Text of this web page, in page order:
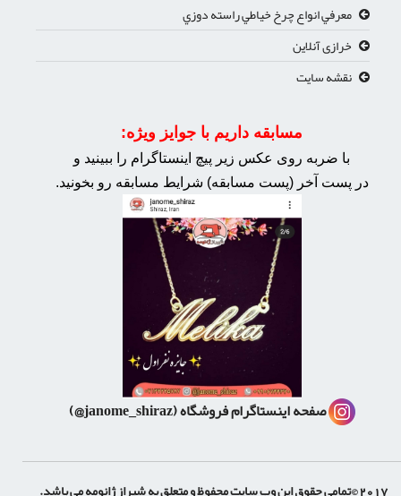
معرفي انواع چرخ خياطي راسته دوزي
خرازی آنلاین
نقشه سایت
مسابقه داریم با جوایز ویژه:
با ضربه روی عکس زیر پیچ اینستاگرام را ببینید و
در پست آخر (پست مسابقه) شرایط مسابقه رو بخونید.
صفحه اینستاگرام فروشگاه(janome_shiraz@)
2017 ©تمامی حقوق این وب سایت محفوظ و متعلق به شیراز ژانومه می باشد.